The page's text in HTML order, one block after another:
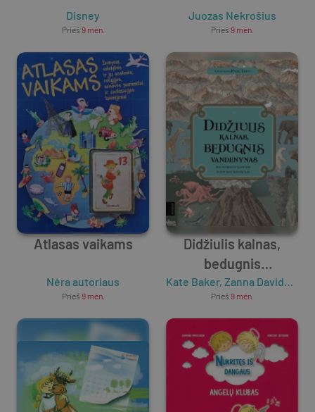
Disney
Prieš 9 mėn.
Juozas Nekrošius
Prieš 9 mėn.
Atlasas vaikams
Nėra autoriaus
Prieš 9 mėn.
Didžiulis kalnas,
bedugnis
vandenynas
Kate Baker, Zanna Davidson
Prieš 9 mėn.